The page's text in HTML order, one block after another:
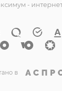
-
в